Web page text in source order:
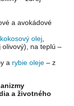
a avokádové
kokosový olej
na teplú –
a rybie oleje – z
a životného